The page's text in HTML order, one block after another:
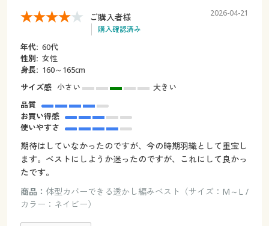
ご購入者様
購入確認済み
2026-04-21
年代: 60代
性別: 女性
身長: 160～165cm
サイズ感 小さい
大きい
品質
お買い得感
使いやすさ
期待はしていなかったのですが、今の時期羽織として重宝し
ます。ベストにしようか迷ったのですが、これにして良かっ
たです。
商品： 体型カバーできる透かし編みベスト（サイズ：M～L /
カラー：ネイビー）